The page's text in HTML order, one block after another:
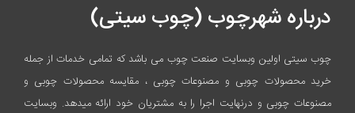
درباره شهرچوب (چوب سیتی)
چوب سیتی اولین وبسایت صنعت چوب می باشد که تمامی خدمات از جمله
خرید محصولات چوبی و مصنوعات چوبی ، مقایسه محصولات چوبی و
مصنوعات چوبی و درنهایت اجرا را به مشتریان خود ارائه میدهد. وبسایت